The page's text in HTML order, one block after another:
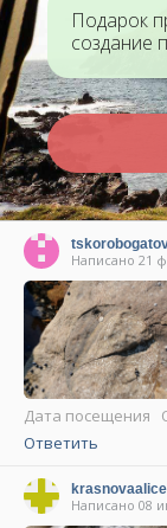
Подарок
создание
Написано 21
Дата посещения
Ответить
krasnovaalice
Написано 08